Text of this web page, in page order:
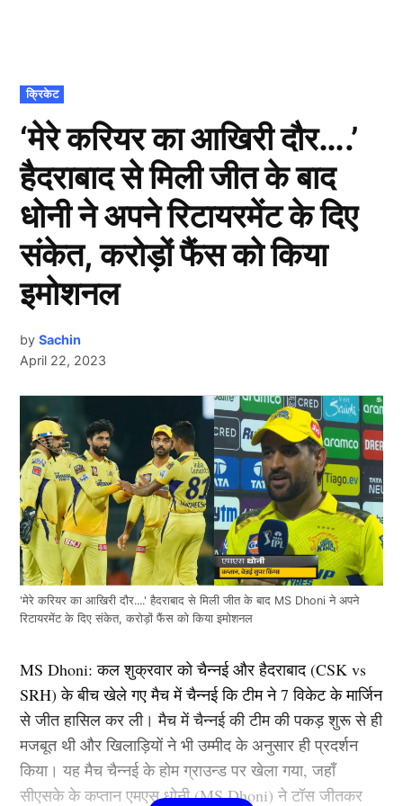
POSTED
IN
क्रिकेट
‘मेरे करियर का आखिरी दौर….’
हैदराबाद से मिली जीत के बाद
धोनी ने अपने रिटायरमेंट के दिए
संकेत, करोड़ों फैंस को किया
इमोशनल
by Sachin
April 22, 2023
'मेरे करियर का आखिरी दौर....' हैदराबाद से मिली जीत के बाद MS Dhoni ने अपने
रिटायरमेंट के दिए संकेत, करोड़ों फैंस को किया इमोशनल
MS Dhoni: कल शुक्रवार को चैन्नई और हैदराबाद (CSK vs
SRH) के बीच खेले गए मैच में चैन्नई कि टीम ने 7 विकेट के मार्जिन
से जीत हासिल कर ली। मैच में चैन्नई की टीम की पकड़ शुरू से ही
मजबूत थी और खिलाड़ियों ने भी उम्मीद के अनुसार ही प्रदर्शन
किया। यह मैच चैन्नई के होम ग्राउन्ड पर खेला गया, जहाँ
सीएसके के कप्तान एमएस धोनी (MS Dhoni) ने टॉस जीतकर